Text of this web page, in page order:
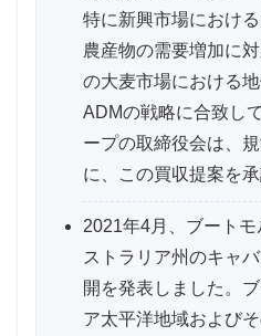
特に新興市場におけ
農産物の需要増加に
の大麦市場における
ADMの戦略に合致し
ープの取締役会は、
に、この買収提案を
2021年4月、ブート
ストラリア州のキャ
開を発表しました。
ア太平洋地域および